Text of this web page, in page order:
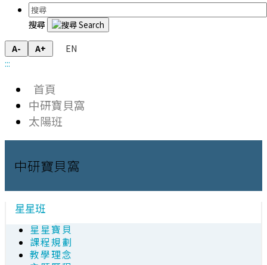
搜尋
A- A+
EN
:::
首頁
中研寶貝窩
太陽班
中研寶貝窩
星星班
星星寶貝
課程規劃
教學理念